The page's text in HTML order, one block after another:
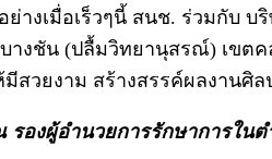
ย่างเมื่อเร็วๆนี้ สนช. ร่วมกับ
างชัน (ปลื้มวิทยานุสรณ์) เขต
สวยงาม สร้างสรรค์ผลงานศิ
องผู้อำนวยการรักษาการใน